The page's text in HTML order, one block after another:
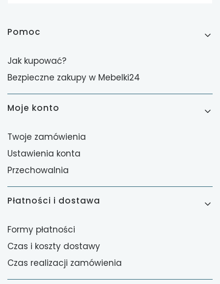
Linki w stopce
Pomoc
Jak kupować?
Bezpieczne zakupy w Mebelki24
Moje konto
Twoje zamówienia
Ustawienia konta
Przechowalnia
Płatności i dostawa
Formy płatności
Czas i koszty dostawy
Czas realizacji zamówienia